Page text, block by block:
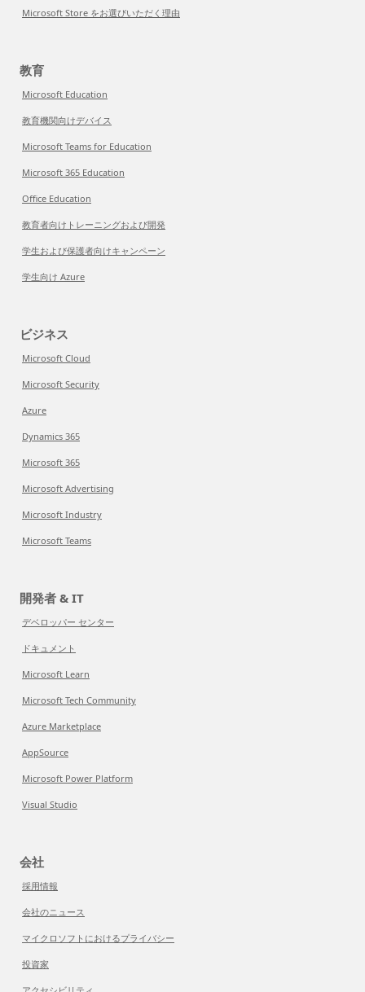
Microsoft Store をお選びいただく理由
教育
Microsoft Education
教育機関向けデバイス
Microsoft Teams for Education
Microsoft 365 Education
Office Education
教育者向けトレーニングおよび開発
学生および保護者向けキャンペーン
学生向け Azure
ビジネス
Microsoft Cloud
Microsoft Security
Azure
Dynamics 365
Microsoft 365
Microsoft Advertising
Microsoft Industry
Microsoft Teams
開発者 & IT
デベロッパー センター
ドキュメント
Microsoft Learn
Microsoft Tech Community
Azure Marketplace
AppSource
Microsoft Power Platform
Visual Studio
会社
採用情報
会社のニュース
マイクロソフトにおけるプライバシー
投資家